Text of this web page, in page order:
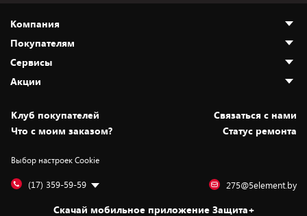
Компания
О нас
Адреса магазинов
Новости
Статьи и обзоры
Вакансии
Дай пять добру!
Покупателям
Как сделать заказ
Оплата и доставка
Безналичный расчёт
Обмен и возврат товара
Обработка персональных данных
Подарочные карты
Сервисы
Установка техники
Для игровых консолей
Для мобильных устройств
Для компьютеров
Акции
Скидки и промокоды
Белорусские товары
Бонусы
Оплата частями
Клуб покупателей
Cвязаться с нами
Что с моим заказом?
Статус ремонта
Выбор настроек Cookie
(17) 359-59-59 275@5element.by
Скачай мобильное приложение Защита+